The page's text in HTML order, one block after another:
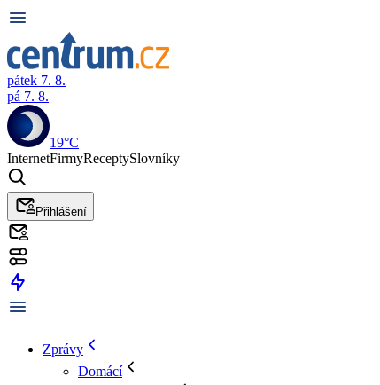
pátek 7. 8.
pá 7. 8.
19°C
InternetFirmyReceptySlovníky
Přihlášení
Zprávy
Domácí